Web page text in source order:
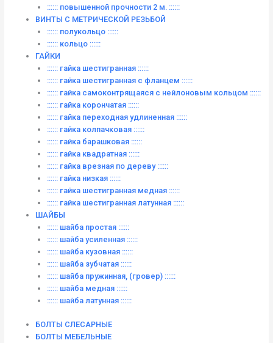
:::::: повышенной прочности 2 м. ::::::
ВИНТЫ C МЕТРИЧЕСКОЙ РЕЗЬБОЙ
:::::: полукольцо ::::::
:::::: кольцо ::::::
ГАЙКИ
:::::: гайка шестигранная ::::::
:::::: гайка шестигранная с фланцем ::::::
:::::: гайка самоконтрящаяся с нейлоновым кольцом ::::::
:::::: гайка корончатая ::::::
:::::: гайка переходная удлиненная ::::::
:::::: гайка колпачковая ::::::
:::::: гайка барашковая ::::::
:::::: гайка квадратная ::::::
:::::: гайка врезная по дереву ::::::
:::::: гайка низкая ::::::
:::::: гайка шестигранная медная ::::::
:::::: гайка шестигранная латунная ::::::
ШАЙБЫ
:::::: шайба простая ::::::
:::::: шайба усиленная ::::::
:::::: шайба кузовная ::::::
:::::: шайба зубчатая ::::::
:::::: шайба пружинная, (гровер) ::::::
:::::: шайба медная ::::::
:::::: шайба латунная ::::::
БОЛТЫ СЛЕСАРНЫЕ
БОЛТЫ МЕБЕЛЬНЫЕ